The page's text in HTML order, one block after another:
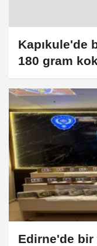
Kapıkule'de
180 gram
Edirne'de bir